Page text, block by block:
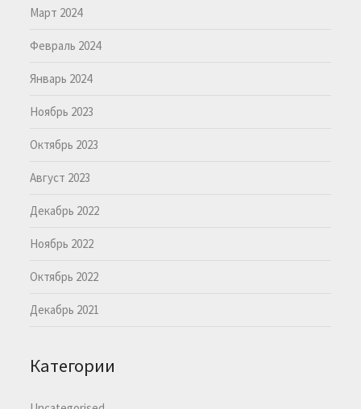
Март 2024
Февраль 2024
Январь 2024
Ноябрь 2023
Октябрь 2023
Август 2023
Декабрь 2022
Ноябрь 2022
Октябрь 2022
Декабрь 2021
Категории